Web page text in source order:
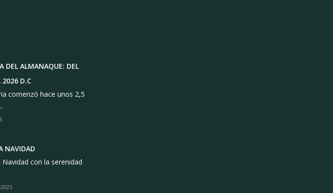
DEL ALMANAQUE: DEL
2026 D.C
comenzó hace unos 2,5
NAVIDAD
Navidad con la serenidad